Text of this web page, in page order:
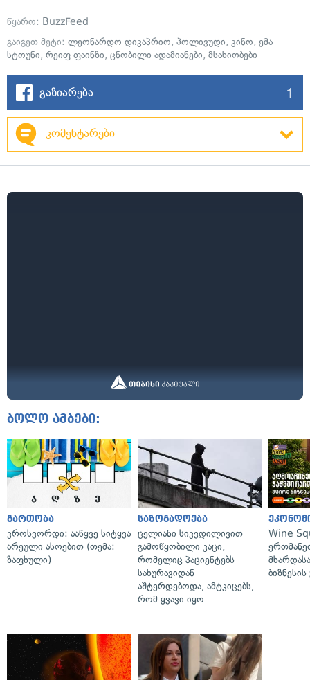
წყარო: BuzzFeed
გაიგეთ მეტი: ლეონარდო დიკაპრიო, ჰოლივუდი, კინო, ემა
სტოუნი, რეიფ ფაინზი, ცნობილი ადამიანები, მსახიობები
გაზიარება 1
კომენტარები
ბოლო ამბები:
გართობა
კროსვორდი: ააწყვე სიტყვა
არეული ასოებით (თემა:
ზაფხული)
საზოგადოება
ცელიანი სიკვდილივით
გამოწყობილი კაცი,
რომელიც პაციენტებს
სახურავიდან
აშტერდებოდა, ამტკიცებს,
რომ ყვავი იყო
Wine